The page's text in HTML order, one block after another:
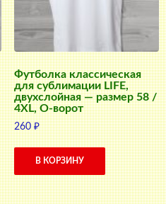
Футболка классическая
для сублимации LIFE,
двухслойная — размер 58 /
4XL, О-ворот
260₽
В КОРЗИНУ